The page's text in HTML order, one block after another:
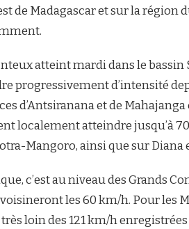
de Madagascar et sur la région
atteint mardi dans le
progressivement d’intensité
d’Antsiranana et de
localement atteindre jusqu’à
Mangoro, ainsi que sur Diana
c’est au niveau des Grands
les 60 km/h. Pour les
loin des 121 km/h